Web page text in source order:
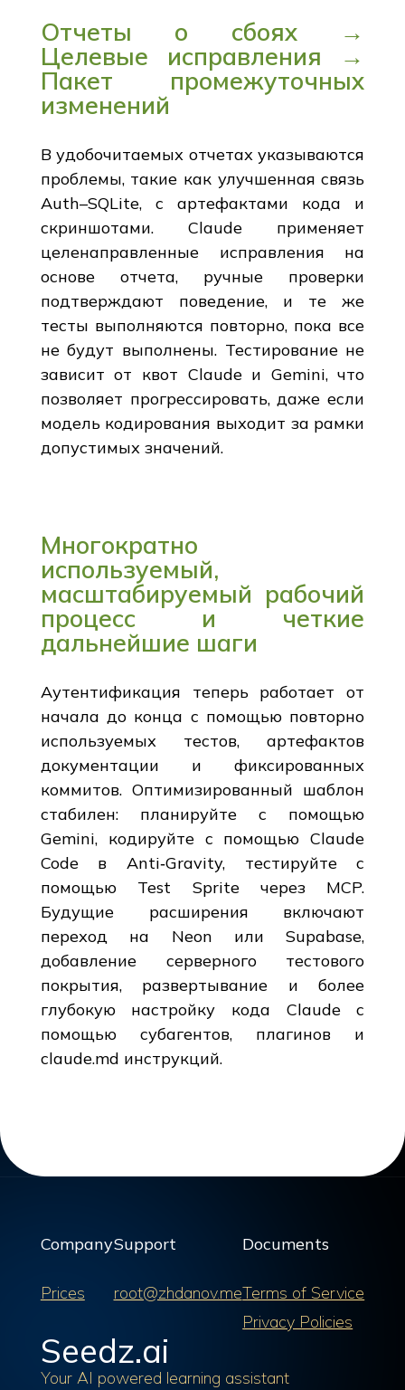
Отчеты о сбоях →
Целевые исправления →
Пакет промежуточных
изменений
В удобочитаемых отчетах указываются
проблемы, такие как улучшенная связь
Auth–SQLite, с артефактами кода и
скриншотами. Claude применяет
целенаправленные исправления на
основе отчета, ручные проверки
подтверждают поведение, и те же
тесты выполняются повторно, пока все
не будут выполнены. Тестирование не
зависит от квот Claude и Gemini, что
позволяет прогрессировать, даже если
модель кодирования выходит за рамки
допустимых значений.
Многократно
используемый,
масштабируемый рабочий
процесс и четкие
дальнейшие шаги
Аутентификация теперь работает от
начала до конца с помощью повторно
используемых тестов, артефактов
документации и фиксированных
коммитов. Оптимизированный шаблон
стабилен: планируйте с помощью
Gemini, кодируйте с помощью Claude
Code в Anti‑Gravity, тестируйте с
помощью Test Sprite через MCP.
Будущие расширения включают
переход на Neon или Supabase,
добавление серверного тестового
покрытия, развертывание и более
глубокую настройку кода Claude с
помощью субагентов, плагинов и
claude.md инструкций.
Company
Prices
Support
root@zhdanov.me
Documents
Terms of Service
Privacy Policies
Seedz.ai
Your AI powered learning assistant